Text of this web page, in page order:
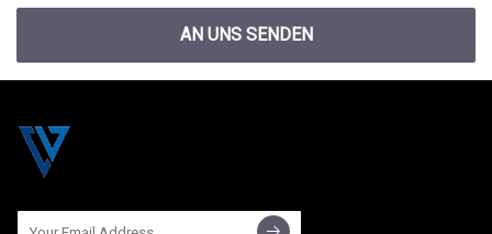
AN UNS SENDEN